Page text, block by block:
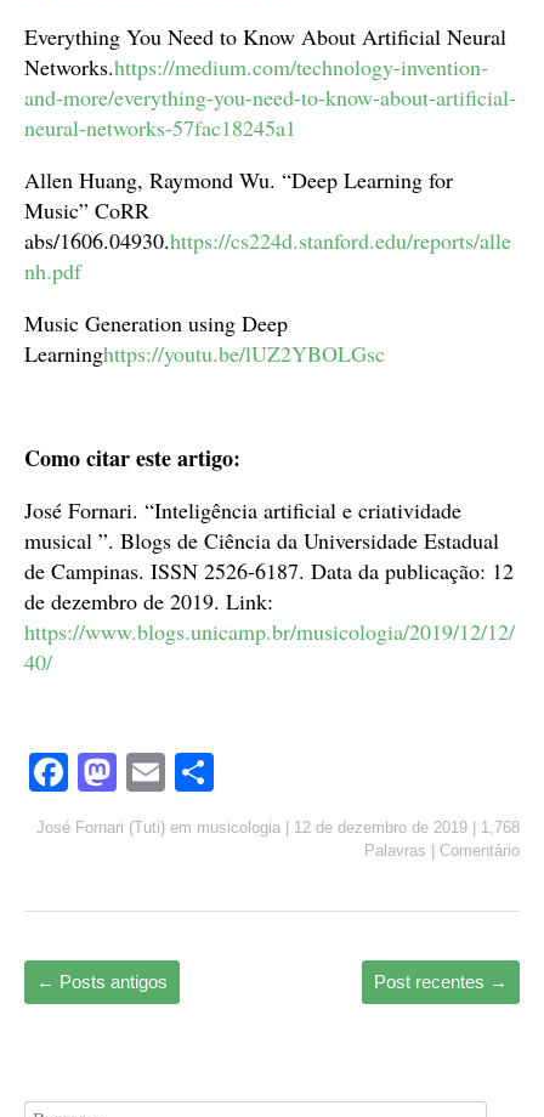
Everything You Need to Know About Artificial Neural
Networks.https://medium.com/technology-invention-
and-more/everything-you-need-to-know-about-artificial-
neural-networks-57fac18245a1
Allen Huang, Raymond Wu. “Deep Learning for
Music” CoRR
abs/1606.04930.https://cs224d.stanford.edu/reports/alle
nh.pdf
Music Generation using Deep
Learninghttps://youtu.be/lUZ2YBOLGsc
Como citar este artigo:
José Fornari. “Inteligência artificial e criatividade
musical ”. Blogs de Ciência da Universidade Estadual
de Campinas. ISSN 2526-6187. Data da publicação: 12
de dezembro de 2019. Link:
https://www.blogs.unicamp.br/musicologia/2019/12/12/
40/
Fa
ce
bo
M
as
to
n
E
m
ail
ha
re
José Fornari (Tuti) em musicologia 12 de dezembro de 2019
1,768
Palavras
Comentário
← Posts antigos Post recentes →